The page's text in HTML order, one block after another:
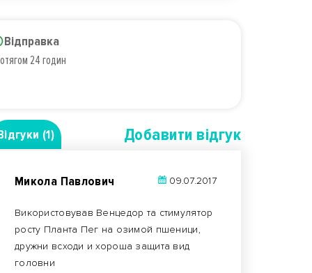
Відправка
24 годин
(1) Добавити вiдгук
Микола Павлович 09.07.2017
Використовував Венцедор та стимулятор
росту Планта Пег на озимой пшеници,
дружни всходи и хороша защита вид
головни